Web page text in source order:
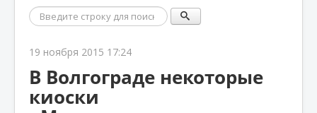
Поиск
19 ноября 2015 17:24
В Волгограде некоторые
киоски